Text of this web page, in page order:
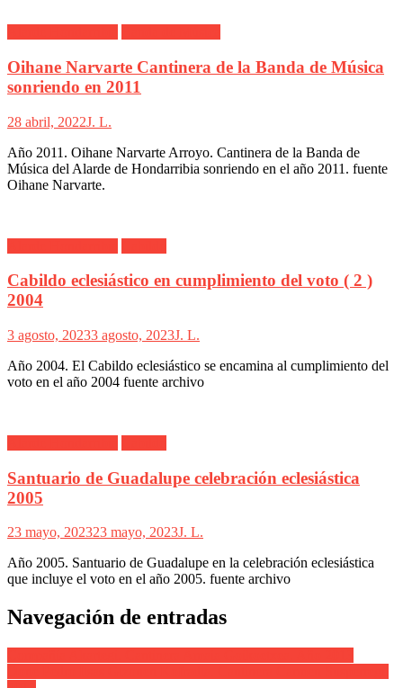
Oihane Narvarte Cantinera de la Banda de Música
sonriendo en 2011
28 abril, 2022J. L.
Año 2011. Oihane Narvarte Arroyo. Cantinera de la Banda de
Música del Alarde de Hondarribia sonriendo en el año 2011. fuente
Oihane Narvarte.
Cabildo eclesiástico en cumplimiento del voto ( 2 )
2004
3 agosto, 20233 agosto, 2023J. L.
Año 2004. El Cabildo eclesiástico se encamina al cumplimiento del
voto en el año 2004 fuente archivo
Santuario de Guadalupe celebración eclesiástica
2005
23 mayo, 202323 mayo, 2023J. L.
Año 2005. Santuario de Guadalupe en la celebración eclesiástica
que incluye el voto en el año 2005. fuente archivo
Navegación de entradas